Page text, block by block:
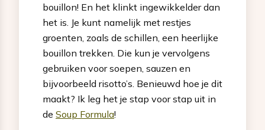
bouillon! En het klinkt ingewikkelder dan
het is. Je kunt namelijk met restjes
groenten, zoals de schillen, een heerlijke
bouillon trekken. Die kun je vervolgens
gebruiken voor soepen, sauzen en
bijvoorbeeld risotto’s. Benieuwd hoe je dit
maakt? Ik leg het je stap voor stap uit in
de Soup Formula!